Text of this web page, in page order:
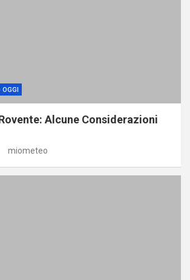
OGGI
Alcune Considerazioni
miometeo